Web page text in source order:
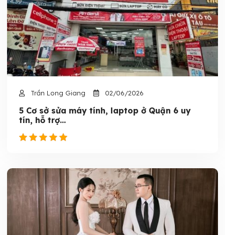
Trần Long Giang 02/06/2026
5 Cơ sở sửa máy tính, laptop ở Quận 6 uy
tín, hỗ trợ...